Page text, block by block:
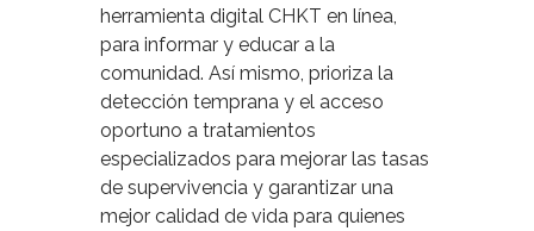
herramienta digital CHKT en línea,
para informar y educar a la
comunidad. Así mismo, prioriza la
detección temprana y el acceso
oportuno a tratamientos
especializados para mejorar las tasas
de supervivencia y garantizar una
mejor calidad de vida para quienes